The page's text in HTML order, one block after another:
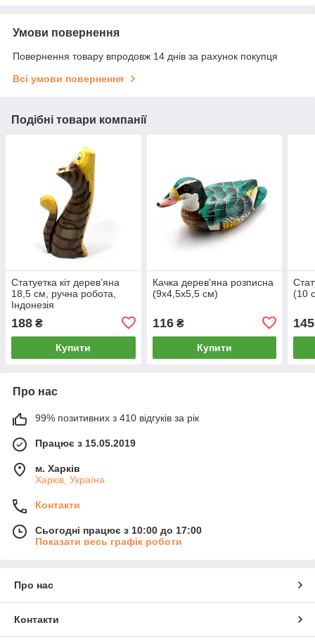
Умови повернення
Повернення товару впродовж 14 днів за рахунок покупця
Всі умови повернення
Подібні товари компанії
Статуетка кіт дерев’яна
18,5 см, ручна робота,
Індонезія
188 ₴
Купити
Качка дерев'яна розписна
(9х4,5х5,5 см)
116₴
Купити
(10
145
Про нас
99% позитивних з 410 відгуків за рік
Працює з 15.05.2019
м. Харків
Харків, Україна
Контакти
Сьогодні працює з 10:00 до 17:00
Показати весь графік роботи
Про нас
Контакти